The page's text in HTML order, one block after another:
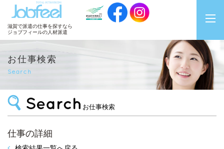
JobFeel
滋賀で派遣の仕事を探すなら
ジョブフィールの人材派遣
お仕事検索
Search
お仕事検索
仕事の詳細